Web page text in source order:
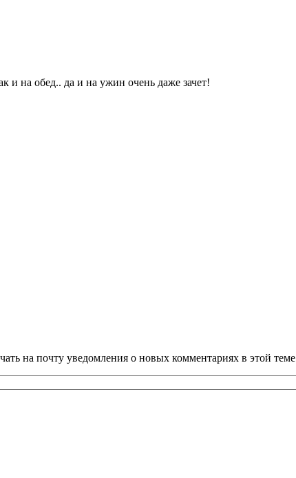
и на обед.. да и на ужин очень даже зачет!
на почту уведомления о новых комментариях в этой теме